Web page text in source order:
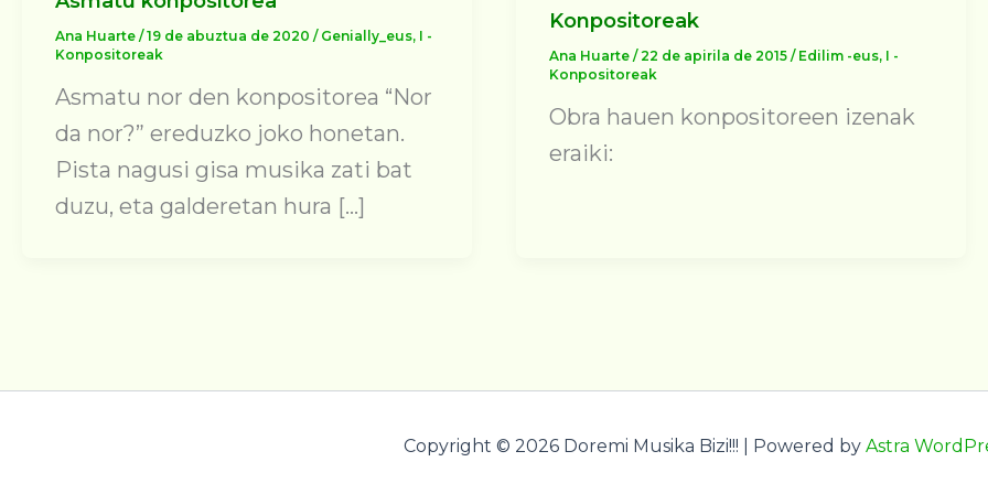
Ana Huarte /19 de abuztua de 2020 / Genially_eus, I -
Konpositoreak
Asmatu nor den konpositorea “Nor
da nor?” ereduzko joko honetan.
Pista nagusi gisa musika zati bat
duzu, eta galderetan hura […]
Konpositoreak
Ana Huarte /22 de apirila de 2015 / Edilim -eus, I -
Konpositoreak
Obra hauen konpositoreen izenak
eraiki:
Copyright © 2026 Doremi Musika Bizi!!! | Powered by Astra